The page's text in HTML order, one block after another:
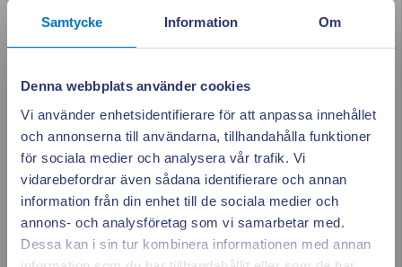
Samtycke Information Om
Denna webbplats använder cookies
Vi använder enhetsidentifierare för att anpassa innehållet
och annonserna till användarna, tillhandahålla funktioner
för sociala medier och analysera vår trafik. Vi
vidarebefordrar även sådana identifierare och annan
information från din enhet till de sociala medier och
annons- och analysföretag som vi samarbetar med.
Dessa kan i sin tur kombinera informationen med annan
april 2024
februari 2024
januari 2024
december 2023
november 2023